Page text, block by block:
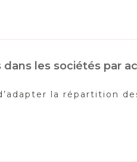
les sociétés par
la répartition